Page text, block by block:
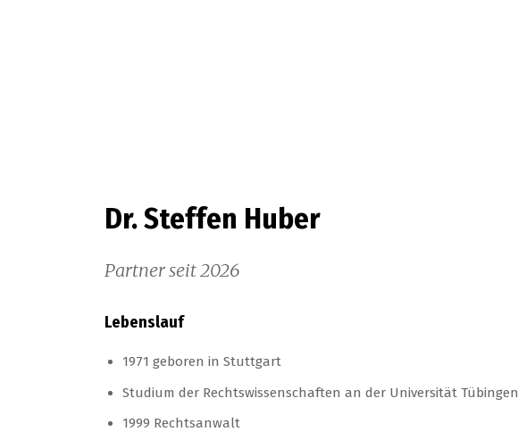
Dr. Steffen Huber
Partner seit 2026
Lebenslauf
1971 geboren in Stuttgart
Studium der Rechtswissenschaften an der Universität Tübingen
1999 Rechtsanwalt